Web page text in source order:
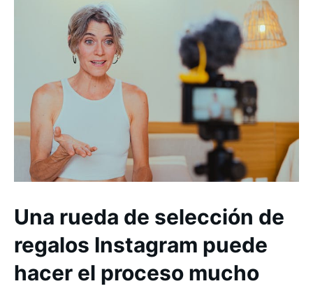
Una rueda de selección de
regalos Instagram puede
hacer el proceso mucho